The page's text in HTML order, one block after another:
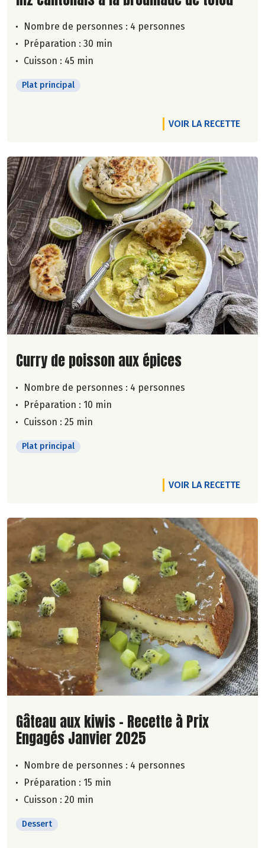
Nombre de personnes : 4 personnes
Préparation : 30 min
Cuisson : 45 min
Plat principal
VOIR LA RECETTE
Lire la suite de la recette
Curry de poisson aux épices
Nombre de personnes : 4 personnes
Préparation : 10 min
Cuisson : 25 min
Plat principal
VOIR LA RECETTE
Lire la suite de la recette
Gâteau aux kiwis - Recette à Prix
Engagés Janvier 2025
Nombre de personnes : 4 personnes
Préparation : 15 min
Cuisson : 20 min
Dessert